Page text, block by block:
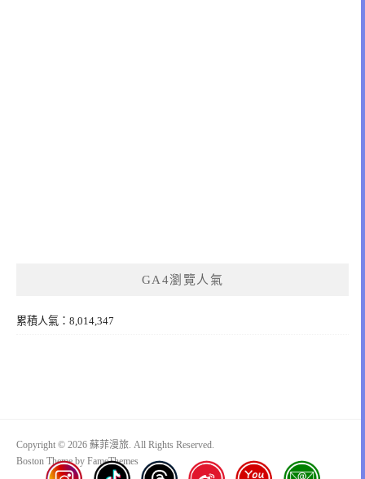
GA4瀏覽人氣
累積人氣：8,014,347
Copyright © 2026 蘇菲漫旅. All Rights Reserved.
Boston Theme by FameThemes